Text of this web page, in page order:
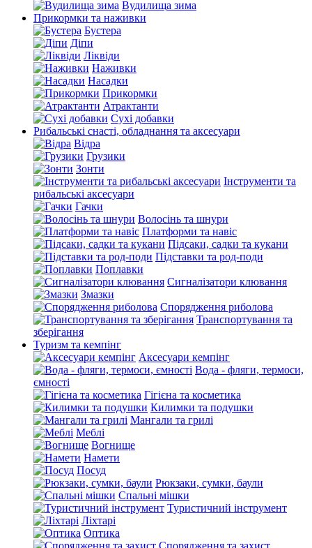
Вудилища зима
Прикормки та наживки
Бустера
Діпи
Ліквіди
Наживки
Насадки
Прикормки
Атрактанти
Сухі добавки
Рибальські снасті, обладнання та аксесуари
Відра
Грузики
Зонти
Інструменти та
рибальські аксесуари
Гачки
Волосінь та шнури
Платформи та навіс
Підсаки, садки та кукани
Підставки та род-поди
Поплавки
Сигналізатори клювання
Змазки
Спорядження риболова
Транспортування та
зберігання
Туризм та кемпінг
Аксесуари кемпінг
Вода - фляги, термоси,
ємності
Гігієна та косметика
Килимки та подушки
Мангали та грилі
Меблі
Вогнище
Намети
Посуд
Рюкзаки, сумки, баули
Спальні мішки
Туристичний інструмент
Ліхтарі
Оптика
Спорядження та захист